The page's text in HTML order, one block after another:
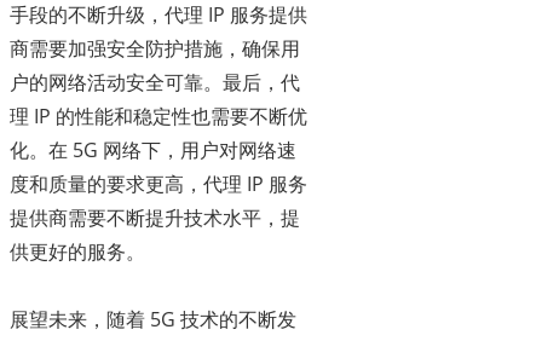
手段的不断升级，代理 IP 服务提供
商需要加强安全防护措施，确保用
户的网络活动安全可靠。最后，代
理 IP 的性能和稳定性也需要不断优
化。在 5G 网络下，用户对网络速
度和质量的要求更高，代理 IP 服务
提供商需要不断提升技术水平，提
供更好的服务。
展望未来，随着 5G 技术的不断发